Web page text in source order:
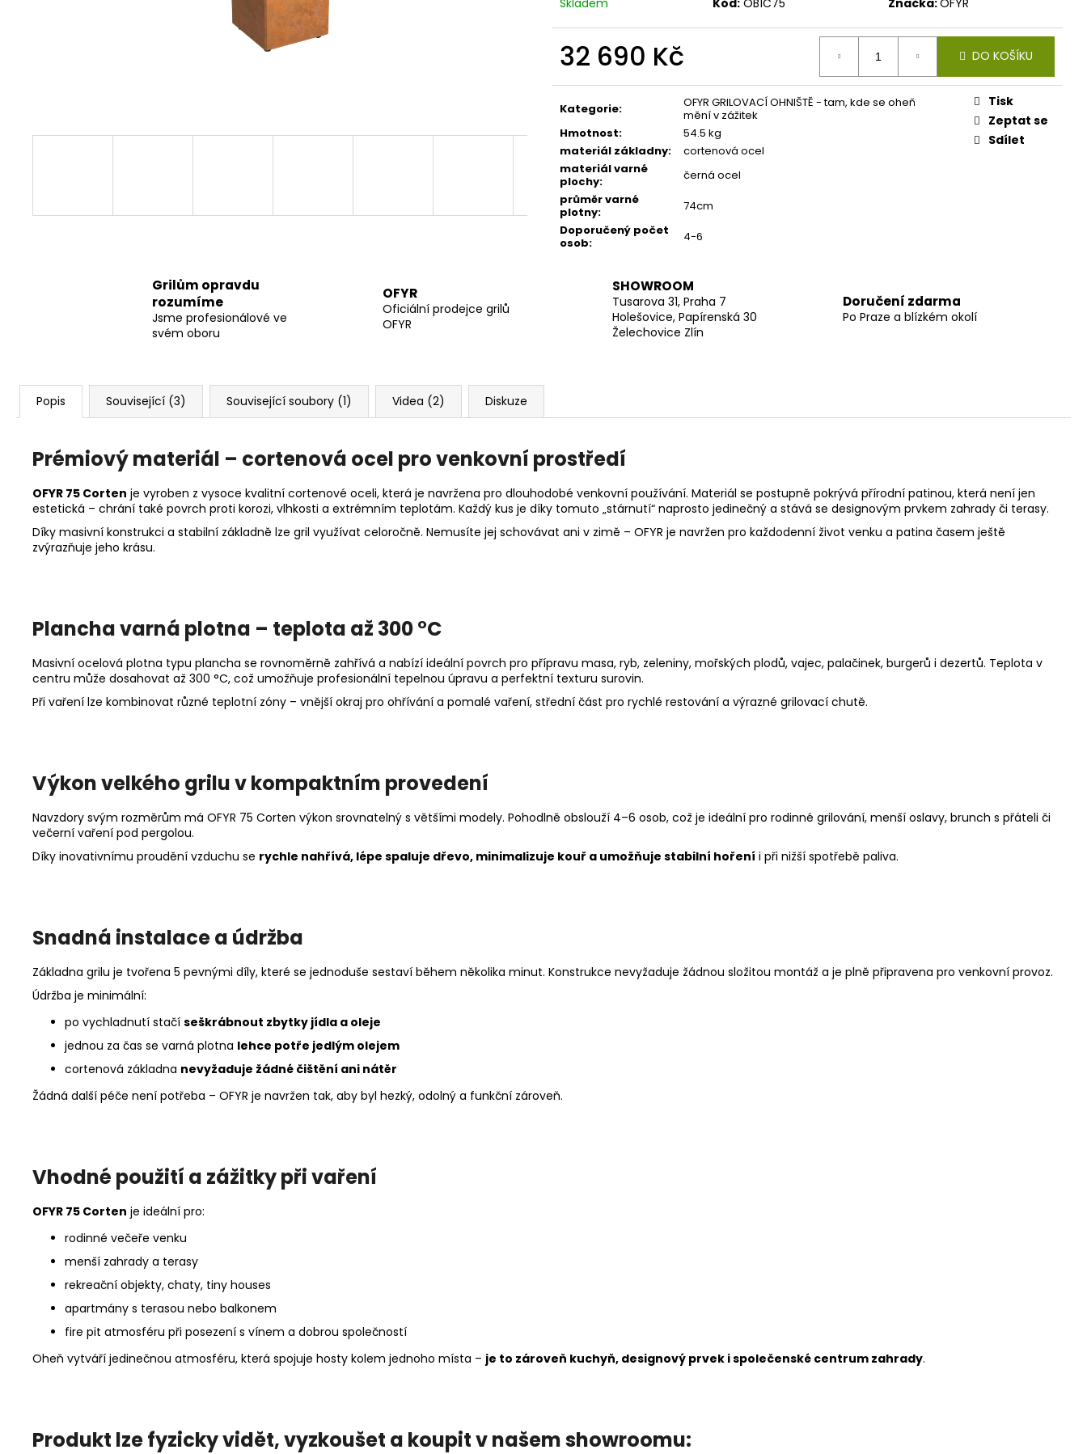
32 690 Kč
cena:
DO KOŠÍKU
Kategorie:
OFYR GRILOVACÍ OHNIŠTĚ - tam, kde se oheň
mění v zážitek
Hmotnost:
54.5 kg
materiál základny:
cortenová ocel
materiál varné
plochy:
černá ocel
průměr varné
plotny:
74cm
Doporučený počet
osob: 4-6
Tisk
Zeptat se
Sdílet
Grilům opravdu
rozumíme
Jsme profesionálové ve
svém oboru
OFYR
Oficiální prodejce grilů
OFYR
SHOWROOM
Tusarova 31, Praha 7
Holešovice, Papírenská 30
Želechovice Zlín
Doručení zdarma
Po Praze a blízkém okolí
Popis Související (3) Související soubory (1) Videa (2) Diskuze
Prémiový materiál – cortenová ocel pro venkovní prostředí
OFYR 75 Corten je vyroben z vysoce kvalitní cortenové oceli, která je navržena pro dlouhodobé venkovní používání. Materiál se postupně pokrývá přírodní patinou, která není jen
estetická – chrání také povrch proti korozi, vlhkosti a extrémním teplotám. Každý kus je díky tomuto „stárnutí“ naprosto jedinečný a stává se designovým prvkem zahrady či terasy.
Díky masivní konstrukci a stabilní základně lze gril využívat celoročně. Nemusíte jej schovávat ani v zimě – OFYR je navržen pro každodenní život venku a patina časem ještě
zvýrazňuje jeho krásu.
Plancha varná plotna – teplota až 300 °C
Masivní ocelová plotna typu plancha se rovnoměrně zahřívá a nabízí ideální povrch pro přípravu masa, ryb, zeleniny, mořských plodů, vajec, palačinek, burgerů i dezertů. Teplota v
centru může dosahovat až 300 °C, což umožňuje profesionální tepelnou úpravu a perfektní texturu surovin.
Při vaření lze kombinovat různé teplotní zóny – vnější okraj pro ohřívání a pomalé vaření, střední část pro rychlé restování a výrazné grilovací chutě.
Výkon velkého grilu v kompaktním provedení
Navzdory svým rozměrům má OFYR 75 Corten výkon srovnatelný s většími modely. Pohodlně obslouží 4–6 osob, což je ideální pro rodinné grilování, menší oslavy, brunch s přáteli či
večerní vaření pod pergolou.
Díky inovativnímu proudění vzduchu se rychle nahřívá, lépe spaluje dřevo, minimalizuje kouř a umožňuje stabilní hoření i při nižší spotřebě paliva.
Snadná instalace a údržba
Základna grilu je tvořena 5 pevnými díly, které se jednoduše sestaví během několika minut. Konstrukce nevyžaduje žádnou složitou montáž a je plně připravena pro venkovní provoz.
Údržba je minimální:
po vychladnutí stačí seškrábnout zbytky jídla a oleje
jednou za čas se varná plotna lehce potře jedlým olejem
cortenová základna nevyžaduje žádné čištění ani nátěr
Žádná další péče není potřeba – OFYR je navržen tak, aby byl hezký, odolný a funkční zároveň.
Vhodné použití a zážitky při vaření
OFYR 75 Corten je ideální pro:
rodinné večeře venku
menší zahrady a terasy
rekreační objekty, chaty, tiny houses
apartmány s terasou nebo balkonem
fire pit atmosféru při posezení s vínem a dobrou společností
Oheň vytváří jedinečnou atmosféru, která spojuje hosty kolem jednoho místa – je to zároveň kuchyň, designový prvek i společenské centrum zahrady.
Produkt lze fyzicky vidět, vyzkoušet a koupit v našem showroomu: